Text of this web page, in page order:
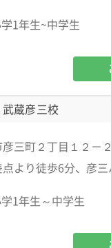
1年生~中学生
蔵彦三校
三町２丁目１２－
点より徒歩6分、彦
1年生～中学生